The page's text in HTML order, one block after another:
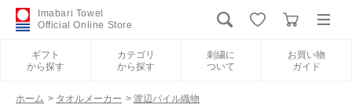
Imabari Towel
Official Online Store
ギフト
から探す
カテゴリ
から探す
刺繍に
ついて
お買い物
ガイド
新規会員登録
ホーム > タオルメーカー > 渡辺パイル織物